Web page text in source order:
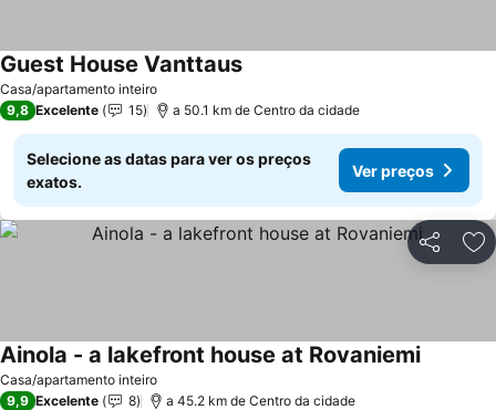
Casa/apartamento inteiro
Guest House VanttausVer preços
9,8 Excelente 15 a 50.1 km de Centro da cidade
Selecione as datas para ver os preços
exatos.
Ver preços
Partilhar
Casa/apartamento inteiro
Ainola - a lakefront house at RovaniemiVer
9,9 Excelente 8 a 45.2 km de Centro da cidade